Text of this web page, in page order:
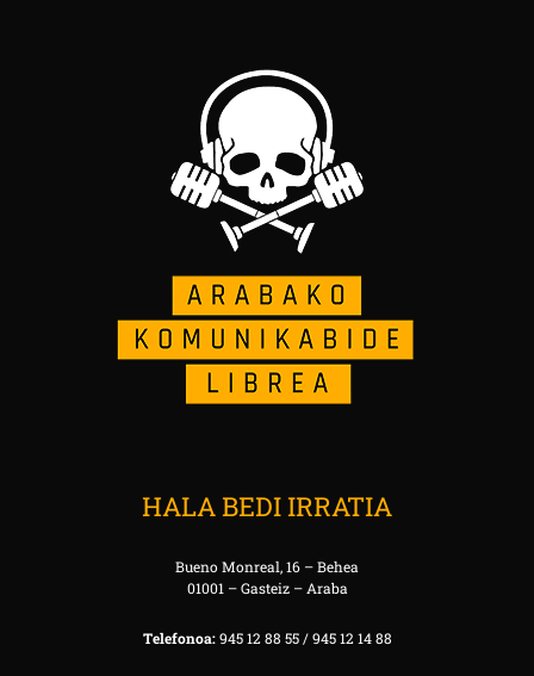
HALA BEDI IRRATIA
Bueno Monreal, 16 – Behea
01001 – Gasteiz – Araba
Telefonoa:945 12 88 55 / 945 12 14 88